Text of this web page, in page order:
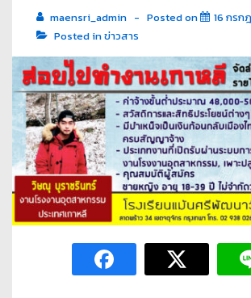
maensri_admin Posted on
16 กรก
Posted inข่าวสาร